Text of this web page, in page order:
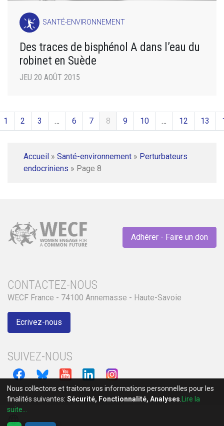
SANTÉ-ENVIRONNEMENT
Des traces de bisphénol A dans l’eau du
robinet en Suède
JEU 20 AOÛT 2015
1 2 3 … 6 7 8 9 10 … 12 13
Accueil » Santé-environnement » Perturbateurs
endocriniens » Page 8
Adhérer - Faire un don
CONTACTEZ-NOUS
WECF France - 74100 Annemasse - Haute-Savoie
Ecrivez-nous
SUIVEZ-NOUS
language
Nous collectons et traitons vos informations personnelles pour les
finalités suivantes: Sécurité, Fonctionnalité, Analyses
Lire la
suite...